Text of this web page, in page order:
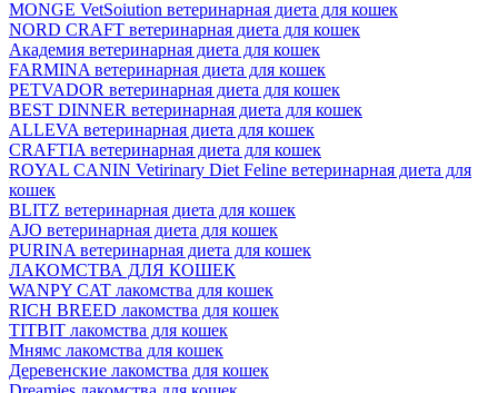
MONGE VetSoiution ветеринарная диета для кошек
NORD CRAFT ветеринарная диета для кошек
Академия ветеринарная диета для кошек
FARMINA ветеринарная диета для кошек
PETVADOR ветеринарная диета для кошек
BEST DINNER ветеринарная диета для кошек
ALLEVA ветеринарная диета для кошек
CRAFTIA ветеринарная диета для кошек
ROYAL CANIN Vetirinary Diet Feline ветеринарная диета для
кошек
BLITZ ветеринарная диета для кошек
AJO ветеринарная диета для кошек
PURINA ветеринарная диета для кошек
ЛАКОМСТВА ДЛЯ КОШЕК
WANPY CAT лакомства для кошек
RICH BREED лакомства для кошек
TITBIT лакомства для кошек
Мнямс лакомства для кошек
Деревенские лакомства для кошек